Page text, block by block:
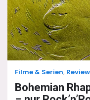
Categories
Filme & Serien,
Bohemian